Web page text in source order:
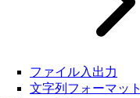
ファイル入出力
文字列フォーマット